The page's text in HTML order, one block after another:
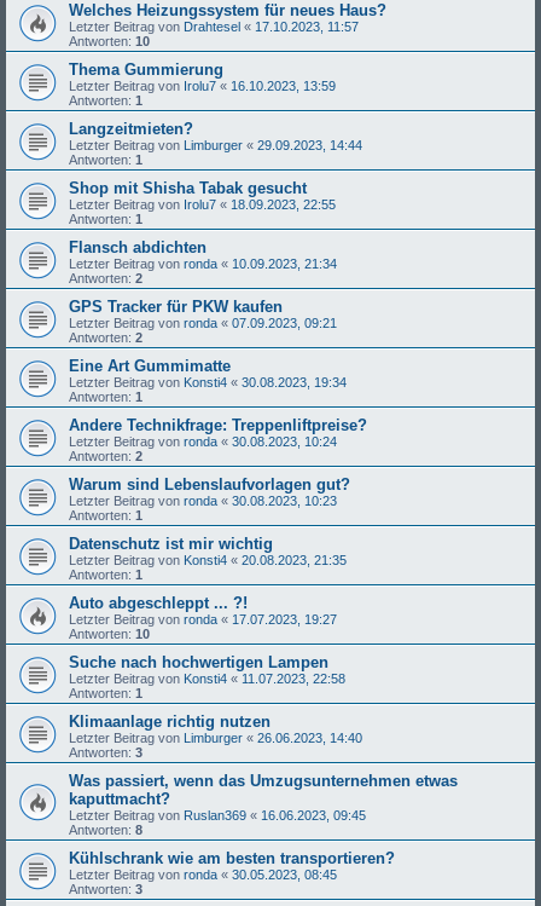
Welches Heizungssystem für neues Haus?
Letzter Beitrag von Drahtesel « 17.10.2023, 11:57
Antworten: 10
Thema Gummierung
Letzter Beitrag von Irolu7 « 16.10.2023, 13:59
Antworten: 1
Langzeitmieten?
Letzter Beitrag von Limburger « 29.09.2023, 14:44
Antworten: 1
Shop mit Shisha Tabak gesucht
Letzter Beitrag von Irolu7 « 18.09.2023, 22:55
Antworten: 1
Flansch abdichten
Letzter Beitrag von ronda « 10.09.2023, 21:34
Antworten: 2
GPS Tracker für PKW kaufen
Letzter Beitrag von ronda « 07.09.2023, 09:21
Antworten: 2
Eine Art Gummimatte
Letzter Beitrag von Konsti4 « 30.08.2023, 19:34
Antworten: 1
Andere Technikfrage: Treppenliftpreise?
Letzter Beitrag von ronda « 30.08.2023, 10:24
Antworten: 2
Warum sind Lebenslaufvorlagen gut?
Letzter Beitrag von ronda « 30.08.2023, 10:23
Antworten: 1
Datenschutz ist mir wichtig
Letzter Beitrag von Konsti4 « 20.08.2023, 21:35
Antworten: 1
Auto abgeschleppt ... ?!
Letzter Beitrag von ronda « 17.07.2023, 19:27
Antworten: 10
Suche nach hochwertigen Lampen
Letzter Beitrag von Konsti4 « 11.07.2023, 22:58
Antworten: 1
Klimaanlage richtig nutzen
Letzter Beitrag von Limburger « 26.06.2023, 14:40
Antworten: 3
Was passiert, wenn das Umzugsunternehmen etwas
kaputtmacht?
Letzter Beitrag von Ruslan369 « 16.06.2023, 09:45
Antworten: 8
Kühlschrank wie am besten transportieren?
Letzter Beitrag von ronda « 30.05.2023, 08:45
Antworten: 3